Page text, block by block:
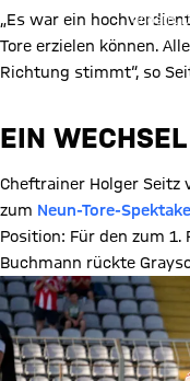
ändern.
„Es war ein
Tore erzielen können.
Richtung stimmt“, so
EIN
Cheftrainer Holger Seitz
zum Neun-Tore-Spektakel
Position: Für den zum 1.
Buchmann rückte